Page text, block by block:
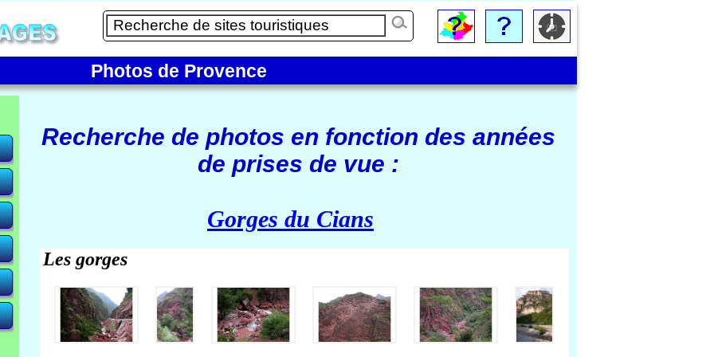
Photos de Provence
Recherche de photos en fonction des années
de prises de vue :
Gorges du Cians
Les gorges